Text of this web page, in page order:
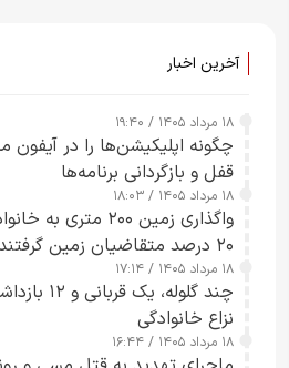
آخرین اخبار
۱۸ مرداد ۱۴۰۵ / ۱۹:۴۰
چگونه اپلیکیشن‌ها را در آیفون
قفل و بازگردانی برنامه‌ها
۱۸ مرداد ۱۴۰۵ / ۱۸:۰۳
واگذاری زمین ۲۰۰
۲۰ درصد متقاضیان زمین گرفتند
۱۸ مرداد ۱۴۰۵ / ۱۷:۱۴
چند
نزاع خانوادگی
۱۸ مرداد ۱۴۰۵ / ۱۶:۴۴